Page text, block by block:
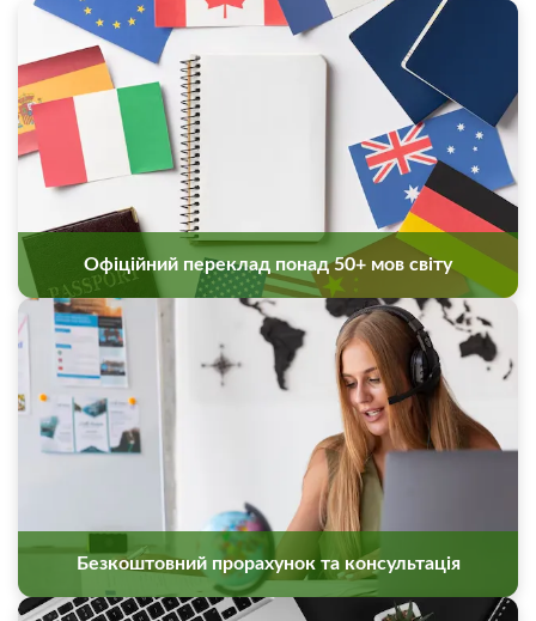
Офіційний переклад понад 50+ мов світу
Безкоштовний прорахунок та консультація